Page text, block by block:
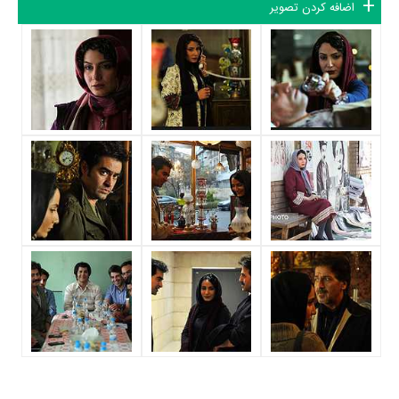
مقدمهمکاری داشته است. سمیرا حسن‌پور توانست با بازی درسریال
پایتخت 1تجربه بازیگری موفقی برای خود رقم بزند و همکاری در کنار
بازیگرانی نظیرمحسن تنابنده،علیرضا خمسه،ریما رامین‌فرواحمد مهران‌فر
بر تجارب او افزود.
سمیرا حسن‌پور علاوه‌بر
سریال پایتخت 1، سال 1388 در
سریال چار دیواری
نیز بازی کرده است. سمیرا حسن‌پور این‌بار باسیروس مقدمیعنی کارگردان
سریال چار دیواریو هنرمندانی چونامیر جعفری آتیلا پسیانی،مریم
امیرجلالیوناهید مسلمی همکاری داشت.
سمیرا حسن‌پور سال 1392 برای
فیلم تمشکبه کارگردانی
سامان سالور
توانست در 32مین دوره جشنواره فیلم فجر در بخش سودای سیمرغ برای
جایزه سیمرغ بلورین نقش اول زن نامزد شود.
در این سال‌ها سمیرا حسن‌پور با هنرمندان بسیاری تجربه‌ی کار داشته است
اضافه کردن تصویر